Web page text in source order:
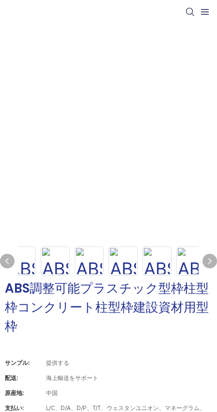
ABS調整可能プラスチック型枠柱型
枠コンクリート柱型枠建設資材用型
枠
サンプル: 提供する
配送: 海上輸送をサポート
原産地: 中国
支払い:
L/C、D/A、D/P、T/T、ウェスタンユニオン、マネーグラム、